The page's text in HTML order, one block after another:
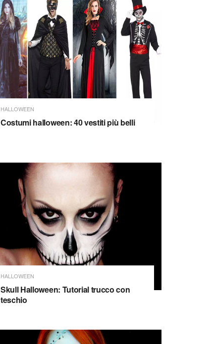
HALLOWEEN
Costumi halloween: 40 vestiti più belli
HALLOWEEN
Skull Halloween: Tutorial trucco con
teschio